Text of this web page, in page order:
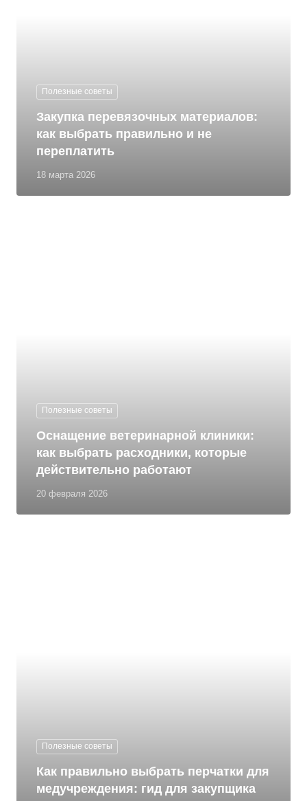
Полезные советы
18 марта 2026
Закупка перевязочных материалов:
как выбрать правильно и не
переплатить
Полезные советы
20 февраля 2026
Оснащение ветеринарной клиники:
как выбрать расходники, которые
действительно работают
Полезные советы
Как правильно выбрать перчатки для
медучреждения: гид для закупщика